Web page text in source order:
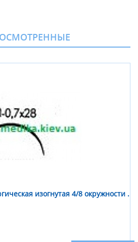
изогнутая 4/8 окружности .